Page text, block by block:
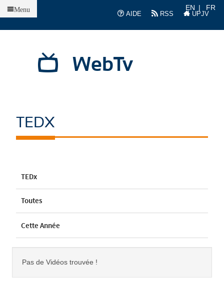
AIDE
RSS UPJV
EN FR
WebTv
Menu
TEDX
TEDx
Toutes
Cette Année
Pas de Vidéos trouvée !